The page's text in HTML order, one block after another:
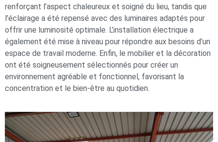
renforçant l’aspect chaleureux et soigné du lieu, tandis que
l’éclairage a été repensé avec des luminaires adaptés pour
offrir une luminosité optimale. L’installation électrique a
également été mise à niveau pour répondre aux besoins d’un
espace de travail moderne. Enfin, le mobilier et la décoration
ont été soigneusement sélectionnés pour créer un
environnement agréable et fonctionnel, favorisant la
concentration et le bien-être au quotidien.